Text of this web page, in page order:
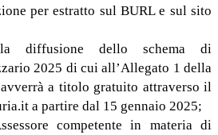
per estratto sul BURL e sul sito
diffusione dello schema di
2025 di cui all’Allegato 1 della
a titolo gratuito attraverso il
a partire dal 15 gennaio 2025;
competente in materia di